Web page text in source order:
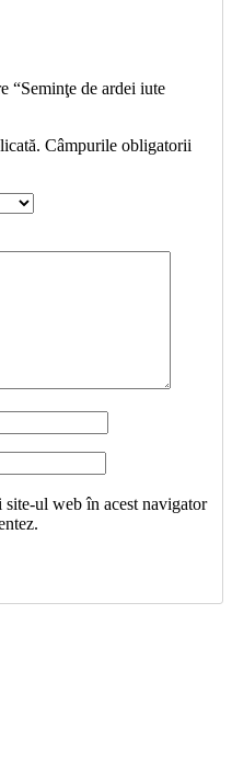
“Seminţe de ardei iute
Câmpurile obligatorii
ul web în acest navigator